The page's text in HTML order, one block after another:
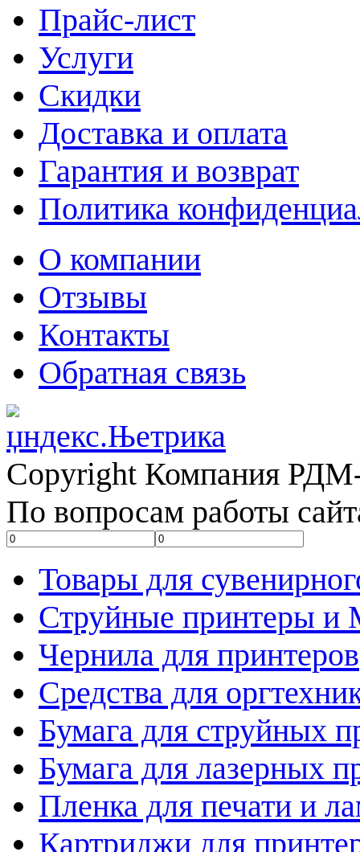
Прайс-лист
Услуги
Скидки
Доставка и оплата
Гарантия и возврат
Политика
О компании
Отзывы
Контакты
Обратная связь
Copyright Компания
По вопросам работы
Товары для
Струйные принтеры
Чернила для принтеров
Средства для
Бумага для струйных
Бумага для лазерных
Пленка для печати и
Картриджи для